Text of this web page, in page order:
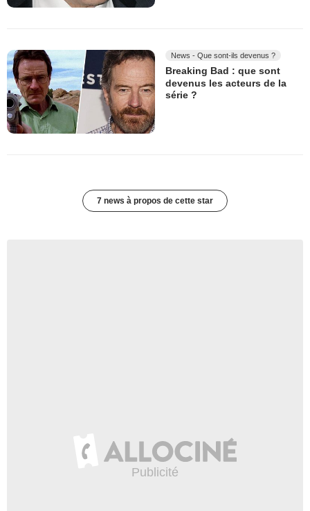
News - Que sont-ils devenus ?
Breaking Bad : que sont
devenus les acteurs de la
série ?
7 news à propos de cette star